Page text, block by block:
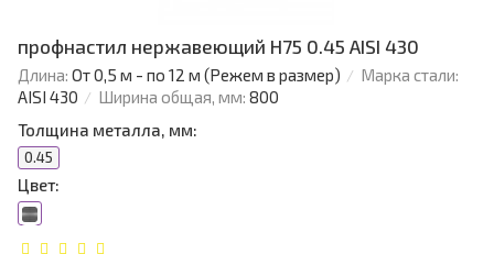
профнастил нержавеющий H75 0.45 AISI 430
Длина: От 0,5 м - по 12 м (Режем в размер)
Марка стали:
AISI 430
Ширина общая, мм: 800
Толщина металла, мм:
0.45
Цвет: